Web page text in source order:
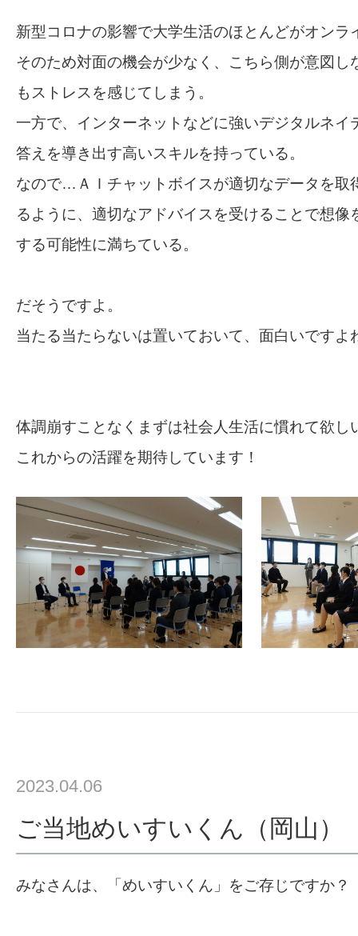
新型コロナの影響で大学生活のほとんどがオンラ
そのため対面の機会が少なく、こちら側が意図し
もストレスを感じてしまう。
一方で、インターネットなどに強いデジタルネイ
答えを導き出す高いスキルを持っている。
なので…ＡＩチャットボイスが適切なデータを取
るように、適切なアドバイスを受けることで想像
する可能性に満ちている。
だそうですよ。
当たる当たらないは置いておいて、面白いですよ
体調崩すことなくまずは社会人生活に慣れて欲し
これからの活躍を期待しています！
2023.04.06
ご当地めいすいくん（岡山）
みなさんは、「めいすいくん」をご存じですか？